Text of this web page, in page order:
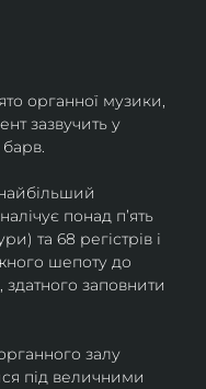
органної музики,
зазвучить у
барв.
понад пʼять
та 68 регістрів і
шепоту до
заповнити
залу
під величними